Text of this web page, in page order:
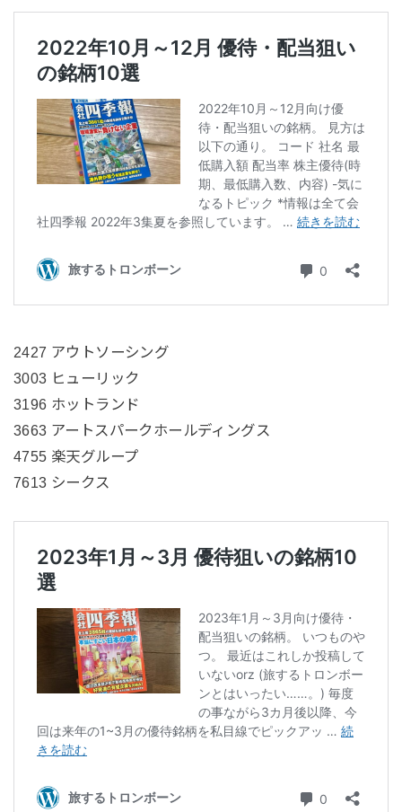
2427 アウトソーシング
3003 ヒューリック
3196 ホットランド
3663 アートスパークホールディングス
4755 楽天グループ
7613 シークス